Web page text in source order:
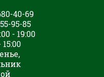
40-69
95-85
- 19:00